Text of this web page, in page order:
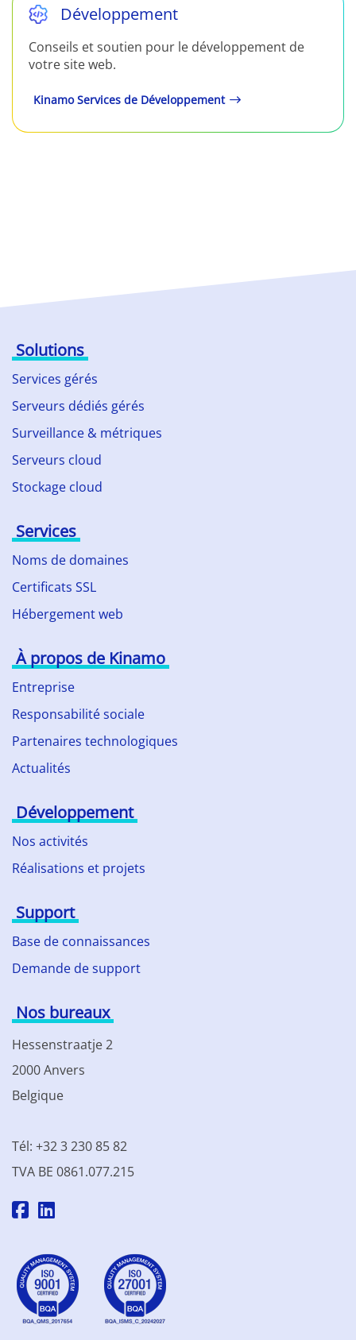
Développement
Conseils et soutien pour le développement de
votre site web.
Kinamo Services de Développement
Solutions
Services gérés
Serveurs dédiés gérés
Surveillance & métriques
Serveurs cloud
Stockage cloud
Services
Noms de domaines
Certificats SSL
Hébergement web
À propos de Kinamo
Entreprise
Responsabilité sociale
Partenaires technologiques
Actualités
Développement
Nos activités
Réalisations et projets
Support
Base de connaissances
Demande de support
Nos bureaux
Hessenstraatje 2
2000 Anvers
Belgique
Tél: +32 3 230 85 82
TVA BE 0861.077.215